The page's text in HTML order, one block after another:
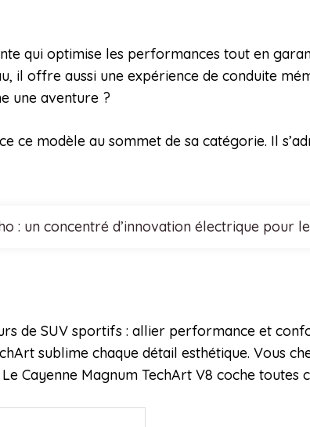
qui optimise les performances tout en
il offre aussi une expérience de conduite
une aventure ?
ce modèle au sommet de sa catégorie. Il
: un concentré d’innovation électrique pour
de SUV sportifs : allier performance et
sublime chaque détail esthétique. Vous
Cayenne Magnum TechArt V8 coche toutes